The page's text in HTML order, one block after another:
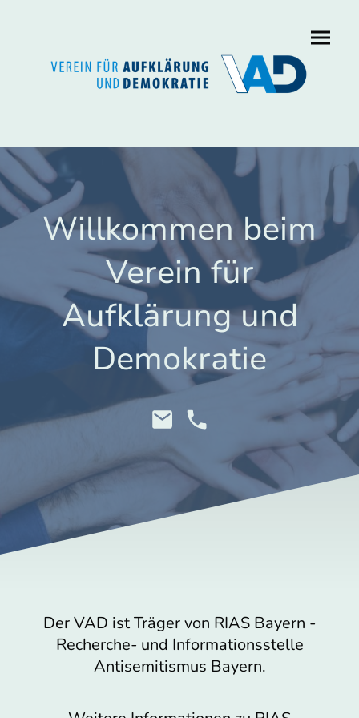
Willkommen beim
Verein für
Aufklärung und
Demokratie
Der VAD ist Träger von RIAS Bayern -
Recherche- und Informationsstelle
Antisemitismus Bayern.